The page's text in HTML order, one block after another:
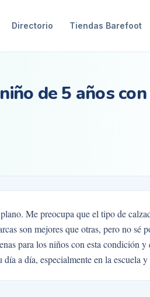
Directorio Tiendas Barefoot
de 5 años
Me preocupa que el tipo de
son mejores que otras, pero no sé
para los niños con esta condición y
a día, especialmente en la escuela